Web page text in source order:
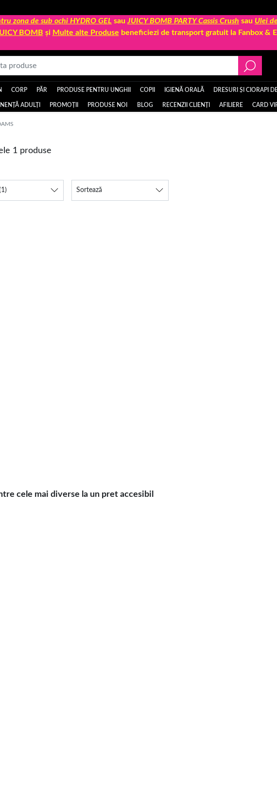
zona de sub ochi HYDRO GEL sau JUICY BOMB PARTY Cassis Crush sau Ulei
BOMB și Multe alte Produse beneficiezi de transport gratuit la Fanbox &
CORP PĂR PRODUSE PENTRU UNGHII COPII IGIENĂ ORALĂ DRESURI ȘI CIORAPI
ADULȚI PROMOȚII PRODUSE NOI BLOG RECENZII CLIENȚI AFILIERE CARD
1 produse
Sortează
cele mai diverse la un pret accesibil